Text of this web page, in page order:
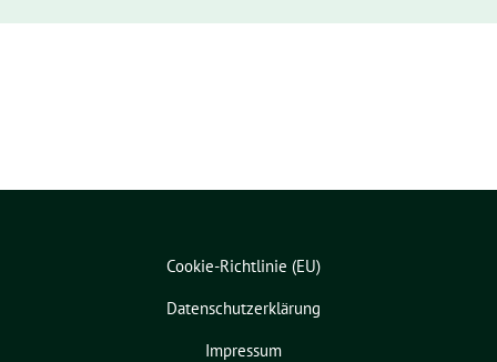
Cookie-Richtlinie (EU)
Datenschutzerklärung
Impressum